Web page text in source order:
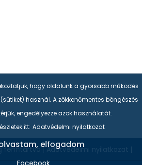
hogy oldalunk a gyorsabb működés
használ. A zökkenőmentes böngészés
engedélyezze azok használatát.
itt: Adatvédelmi nyilatkozat
elfogadom
fenntartva|Adatvédelmi nyilatkozat |
Facebook